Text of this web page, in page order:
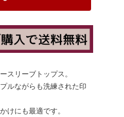
スリーブトップス。
ルながらも洗練された印
けにも最適です。